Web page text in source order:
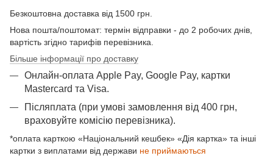
Безкоштовна доставка від 1500 грн.
Нова пошта/поштомат: термін відправки - до 2 робочих днів,
вартість згідно тарифів перевізника.
Більше інформації про доставку
Онлайн-оплата Apple Pay, Google Pay, картки
Mastercard та Visа.
Післяплата (при умові замовлення від 400 грн,
враховуйте комісію перевізника).
*оплата карткою «Національний кешбек» «Дія картка» та інші
картки з виплатами від держави не приймаються